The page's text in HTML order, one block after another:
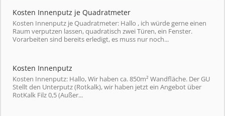
Kosten Innenputz je Quadratmeter
Kosten Innenputz je Quadratmeter: Hallo , ich würde gerne einen
Raum verputzen lassen, quadratisch zwei Türen, ein Fenster.
Vorarbeiten sind bereits erledigt, es muss nur noch...
Kosten Innenputz
Kosten Innenputz: Hallo, Wir haben ca. 850m² Wandfläche. Der GU
Stellt den Unterputz (Rotkalk), wir haben jetzt ein Angebot über
RotKalk Filz 0,5 (Außer...